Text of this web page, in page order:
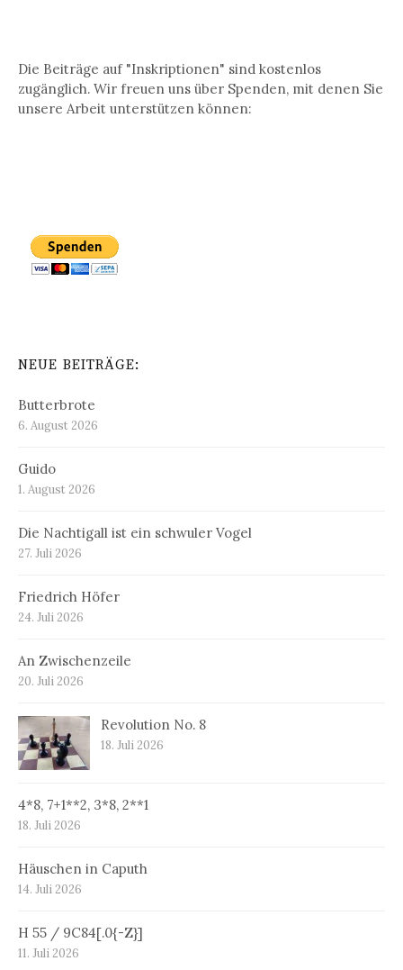
Die Beiträge auf "Inskriptionen" sind kostenlos
zugänglich. Wir freuen uns über Spenden, mit denen Sie
unsere Arbeit unterstützen können:
NEUE BEITRÄGE:
Butterbrote
6. August 2026
Guido
1. August 2026
Die Nachtigall ist ein schwuler Vogel
27. Juli 2026
Friedrich Höfer
24. Juli 2026
An Zwischenzeile
20. Juli 2026
Revolution No. 8
18. Juli 2026
4*8, 7+1**2, 3*8, 2**1
18. Juli 2026
Häuschen in Caputh
14. Juli 2026
H 55 / 9C84[.0{-Z}]
11. Juli 2026